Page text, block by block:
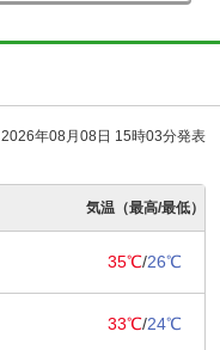
2026年08月08日 15時03分発表
気温（最高/最低）
35℃/26℃
33℃/24℃